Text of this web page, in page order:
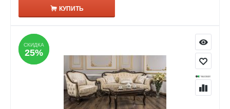
КУПИТЬ
СКИДКА
25%
СКИДКА
25%